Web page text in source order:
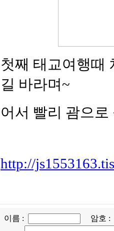
첫째 태교여행때
길 바라며~
어서 빨리 괌으
http://
이름 : 암호 :